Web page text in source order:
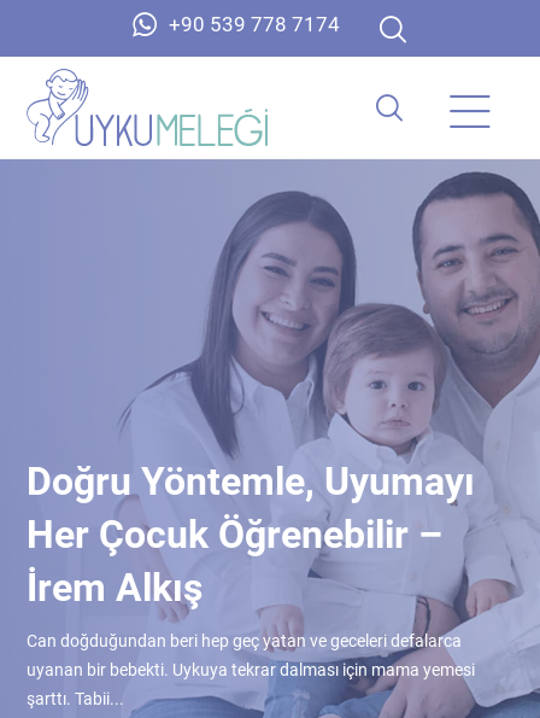
+90 539 778 7174
Doğru Yöntemle, Uyumayı
Her Çocuk Öğrenebilir –
İrem Alkış
Can doğduğundan beri hep geç yatan ve geceleri defalarca
uyanan bir bebekti. Uykuya tekrar dalması için mama yemesi
şarttı. Tabii...